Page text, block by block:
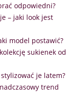
odpowiedni?
– jaki look jest
model postawić?
sukienek od
je latem?
trend